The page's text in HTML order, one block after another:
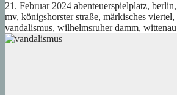
21. Februar 2024 abenteuerspielplatz, berlin,
mv, königshorster straße, märkisches viertel,
vandalismus, wilhelmsruher damm, wittenau